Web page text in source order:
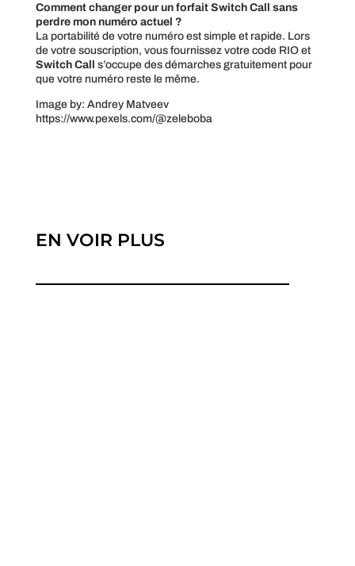
Comment changer pour un forfait Switch Call sans
perdre mon numéro actuel ?
La portabilité de votre numéro est simple et rapide. Lors
de votre souscription, vous fournissez votre code RIO et
Switch Call s’occupe des démarches gratuitement pour
que votre numéro reste le même.
Image by: Andrey Matveev
https://www.pexels.com/@zeleboba
EN VOIR PLUS